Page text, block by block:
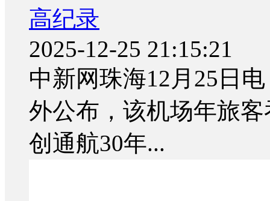
高纪录
2025-12-25 21:15:21
中新网珠海12月25日
外公布，该机场年旅
创通航30年...